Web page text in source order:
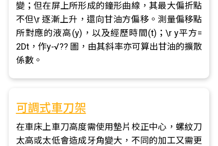
變；但在屏上所形成的鐘形曲線，其最大偏折點
不但\r 逐漸上升，還向甘油方偏移。測量偏移點
所對應的液高(y)，以及經歷時間(t)；\r y平方=
2Dt，作y-√?? 圖，由其斜率亦可算出甘油的擴散
係數。
可調式車刀架
在車床上車刀高度需使用墊片校正中心，螺紋刀
太高或太低會造成牙角變大，不同的加工又需更